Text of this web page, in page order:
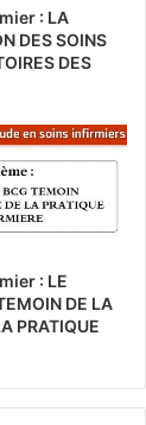
: LA
DES SOINS
DES
: LE
DE LA
PRATIQUE